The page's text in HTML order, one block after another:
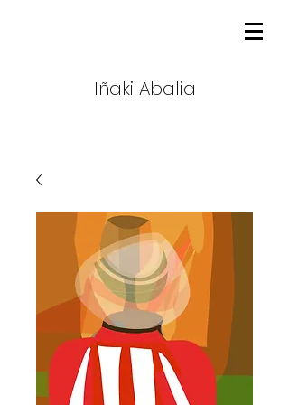
Iñaki Abalia